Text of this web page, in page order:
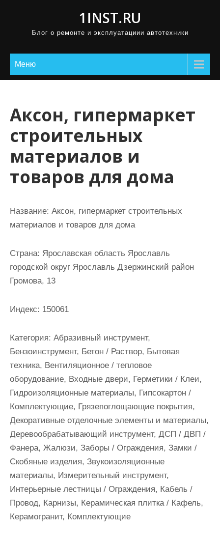
1INST.RU
Блог о ремонте и эксплуатациии автотехники
Меню
Аксон, гипермаркет
строительных
материалов и
товаров для дома
Название: Аксон, гипермаркет строительных
материалов и товаров для дома
Страна: Ярославская область Ярославль
городской округ Ярославль Дзержинский район
Громова, 13
Индекс: 150061
Категория: Абразивный инструмент,
Бензоинструмент, Бетон / Раствор, Бытовая
техника, Вентиляционное / тепловое
оборудование, Входные двери, Герметики / Клеи,
Гидроизоляционные материалы, Гипсокартон /
Комплектующие, Грязепоглощающие покрытия,
Декоративные отделочные элементы и материалы,
Деревообрабатывающий инструмент, ДСП / ДВП /
Фанера, Жалюзи, Заборы / Ограждения, Замки /
Скобяные изделия, Звукоизоляционные
материалы, Измерительный инструмент,
Интерьерные лестницы / Ограждения, Кабель /
Провод, Карнизы, Керамическая плитка / Кафель,
Керамогранит, Комплектующие